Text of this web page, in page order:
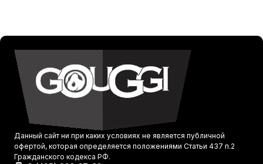
Данный сайт ни при каких условиях не является публичной
офертой, которая определяется положениями Статьи 437 п.2
Гражданского кодекса РФ.